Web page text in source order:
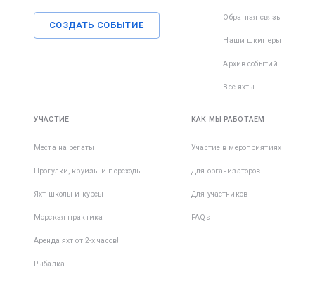
СОЗДАТЬ СОБЫТИЕ
Обратная связь
Наши шкиперы
Архив событий
Все яхты
УЧАСТИЕ
Места на регаты
Прогулки, круизы и переходы
Яхт школы и курсы
Морская практика
Аренда яхт от 2-х часов!
Рыбалка
КАК МЫ РАБОТАЕМ
Участие в мероприятиях
Для организаторов
Для участников
FAQs